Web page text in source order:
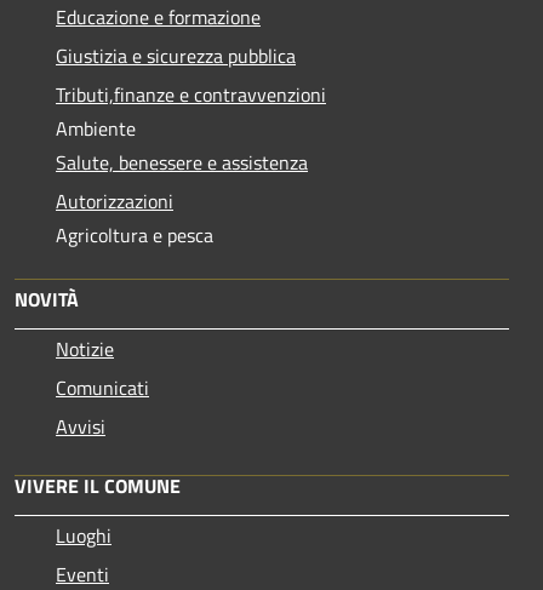
Educazione e formazione
Giustizia e sicurezza pubblica
Tributi,finanze e contravvenzioni
Ambiente
Salute, benessere e assistenza
Autorizzazioni
Agricoltura e pesca
NOVITÀ
Notizie
Comunicati
Avvisi
VIVERE IL COMUNE
Luoghi
Eventi